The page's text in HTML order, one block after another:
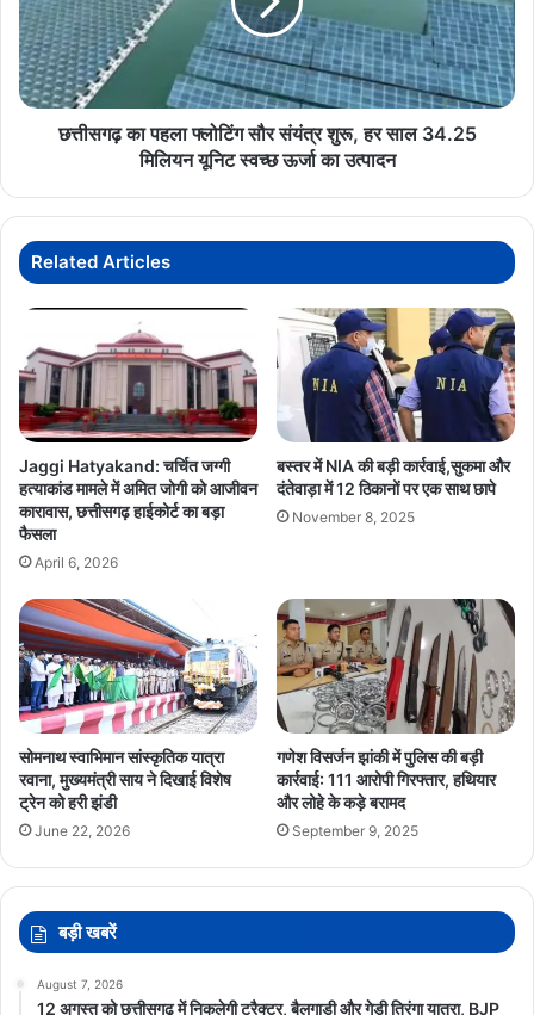
क्षेत्रों पर सकारात्मक प्रभाव डालेगा। नवरात्रि
और GST दरों में कटौती का यह संयोग
उपभोक्ताओं और व्यापारियों दोनों के लिए उत्सव
जैसा है- विष्णुदेव साय,मुख्यमंत्री, छग शासन
मुख्यमंत्री विष्णु देव साय रायपुर बाजार
व्यापारियों का उत्साह
सौर
संयंत्र
शुरू,
हर
साल
34.25
का
उत्पादन
छत्तीसगढ़ का पहला फ्लोटिंग सौर संयंत्र शुरू, हर साल 34.25
मिलियन यूनिट स्वच्छ ऊर्जा का उत्पादन
Related Articles
Jaggi Hatyakand: चर्चित जग्गी
हत्याकांड मामले में अमित जोगी को आजीवन
कारावास, छत्तीसगढ़ हाईकोर्ट का बड़ा
फैसला
April 6, 2026
बस्तर में NIA की बड़ी कार्रवाई,सुकमा और
दंतेवाड़ा में 12 ठिकानों पर एक साथ छापे
November 8, 2025
सोमनाथ स्वाभिमान सांस्कृतिक यात्रा
रवाना, मुख्यमंत्री साय ने दिखाई विशेष
ट्रेन को हरी झंडी
June 22, 2026
गणेश विसर्जन झांकी में पुलिस की बड़ी
कार्रवाई: 111 आरोपी गिरफ्तार, हथियार
और लोहे के कड़े बरामद
September 9, 2025
बड़ी खबरें
August 7, 2026
12 अगस्त को छत्तीसगढ़ में निकलेगी ट्रैक्टर, बैलगाड़ी और गेड़ी तिरंगा यात्रा, BJP